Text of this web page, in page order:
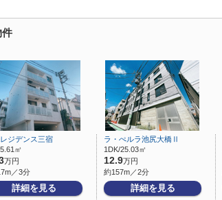
件
ジデンス三宿
㎡
万円
／3分
詳細を見る
ラ・ぺルラ池尻大橋Ⅱ
1DK/25.03㎡
12.9万円
約157m／2分
詳細を見る